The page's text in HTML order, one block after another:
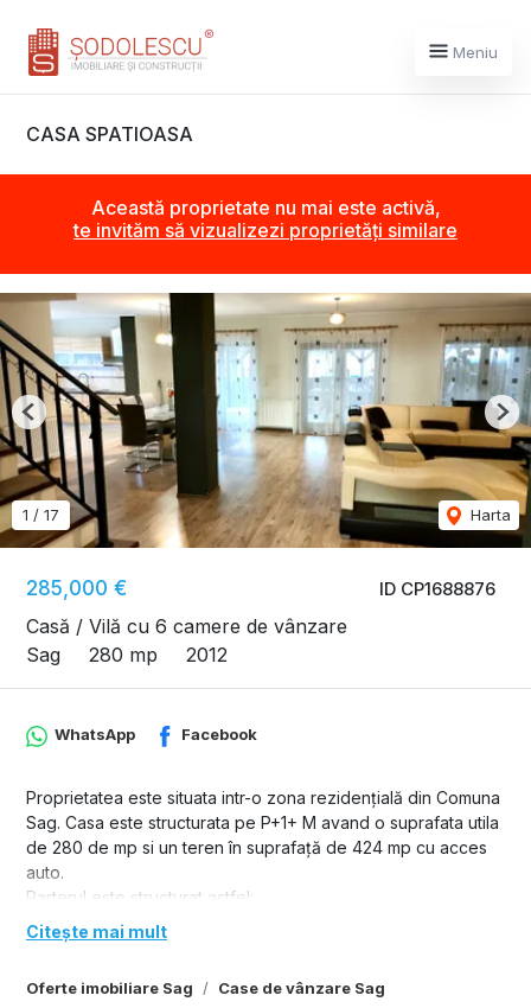
Meniu
CASA SPATIOASA
Această proprietate nu mai este activă,
te invităm să vizualizezi proprietăți similare
ID CP1688876
285,000 €
Casă / Vilă cu 6 camere de vânzare
Sag
280 mp 2012
1 / 17 Harta
Previous
Oferte imobiliare Sag Case de vânzare Sag
WhatsApp Facebook
Proprietatea este situata intr-o zona rezidențială din Comuna
Sag. Casa este structurata pe P+1+ M avand o suprafata utila
de 280 de mp si un teren în suprafață de 424 mp cu acces
auto.
Parterul este structurat astfel:
- living spatios cu loc de luat masa, bucătărie cu iesire pe
terasa închisă amenajată, camera/birou, baie, acces garaj.
Mansarda dispune de un spațiu generos care poate fi utilizat
Citește mai mult